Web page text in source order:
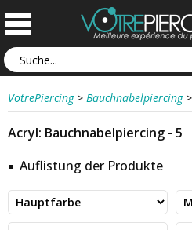
VotrePiercing > Bauchnabelpiercing >
Acryl: Bauchnabelpiercing - 5
Auflistung der Produkte